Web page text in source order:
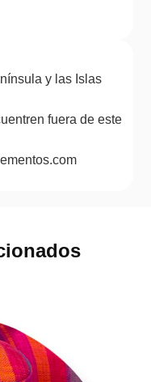
y las Islas
fuera de este